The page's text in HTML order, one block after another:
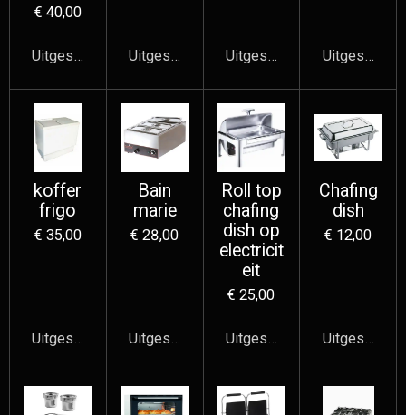
€ 40,00
Uitgeschakeld Uitgeschakeld Uitgeschakeld
koffer
frigo
€ 35,00
Uitgeschakeld
Bain
marie
€ 28,00
Uitgeschakeld
Roll top
chafing
dish op
electricit
eit
€ 25,00
Uitgeschakeld
Chafing
dish
€ 12,00